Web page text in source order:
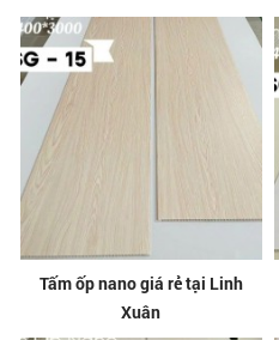
Tấm ốp nano giá rẻ tại Linh
Xuân